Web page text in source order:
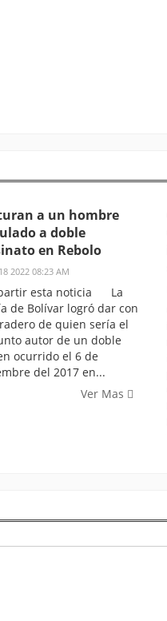
a un hombre
a doble
en Rebolo
2022 08:23 AM
esta noticia La
de Bolívar logró dar con
de quien sería el
autor de un doble
ocurrido el 6 de
del 2017 en...
Ver Mas